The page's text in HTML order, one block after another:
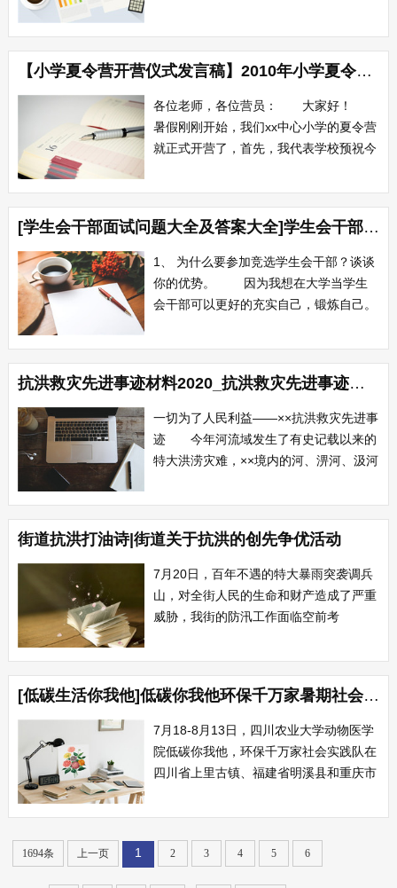
暴雨，降雨量达448mm，全镇遭受巨大
损失，出现断电、断路、断水、断通讯，
据初步估算直接经济损失达xxxx多万元。
面对这突然其来的天灾...
【小学夏令营开营仪式发言稿】2010年小学夏令营开营仪式上的讲话
各位老师，各位营员： 大家好！
暑假刚刚开始，我们xx中心小学的夏令营
就正式开营了，首先，我代表学校预祝今
贺在座的每个同学能够光荣地成为今年夏
令营的成员，因为我知道，并不是每个同
学都有资格成为夏令营的成员的，必须在
书画、作文等方面有一定的才能，经过老
师的挑...
[学生会干部面试问题大全及答案大全]学生会干部面试问题
1、 为什么要参加竞选学生会干部？谈谈
你的优势。 因为我想在大学当学生
会干部可以更好的充实自己，锻炼自己。
助人。 2、 你平时碰到自己谈不来的
人怎么处理关系？ 只是谈不来而
已，那就顺其自然，不谈那些敏感的话
题。工作需要的时候，还是可以很好的合
作的。...
抗洪救灾先进事迹材料2020_抗洪救灾先进事迹材料
一切为了人民利益——××抗洪救灾先进事
迹 今年河流域发生了有史记载以来的
特大洪涝灾难，××境内的河、淠河、汲河
的生命财产受到了严重威胁。要害时刻，
县长、县防汛指挥长××临危不乱，精心组
织，科学决策，指挥有力，率领全县干群
日夜奋战在抗洪救灾第一线，在短短半个
月...
街道抗洪打油诗|街道关于抗洪的创先争优活动
7月20日，百年不遇的特大暴雨突袭调兵
山，对全街人民的生命和财产造成了严重
威胁，我街的防汛工作面临空前考
兵山街道共受灾600户，涉及1244人、房
屋1642间；农作物受灾面积达3000亩；
生猪受灾60头；桥梁被冲毁一座；公路被
冲毁200余米；转移安置群众120...
[低碳生活你我他]低碳你我他环保千万家暑期社会实践总结
7月18-8月13日，四川农业大学动物医学
院低碳你我他，环保千万家社会实践队在
四川省上里古镇、福建省明溪县和重庆市
博盛会主题宣传活动。同学们旨在让更多
碧水蓝天，呵护我们的地球家园。 为
1694条 上一页 1 2 3 4 5 6